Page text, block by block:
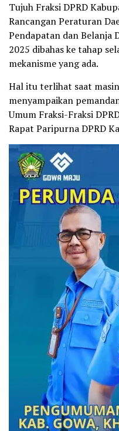
Tujuh Fraksi DPRD
Rancangan Peraturan
Pendapatan dan Belanja
2025 dibahas ke tahap
mekanisme yang ada.
Hal itu terlihat saat
menyampaikan
Umum Fraksi-Fraksi
Rapat Paripurna DPRD